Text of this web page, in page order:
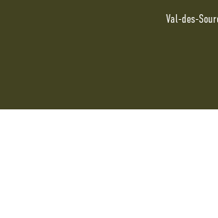
Val-des-